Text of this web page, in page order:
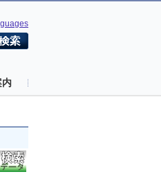
内